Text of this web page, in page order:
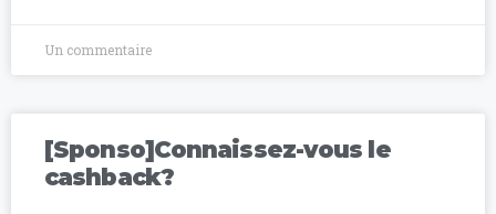
Un commentaire
[Sponso]Connaissez-vous le
cashback?